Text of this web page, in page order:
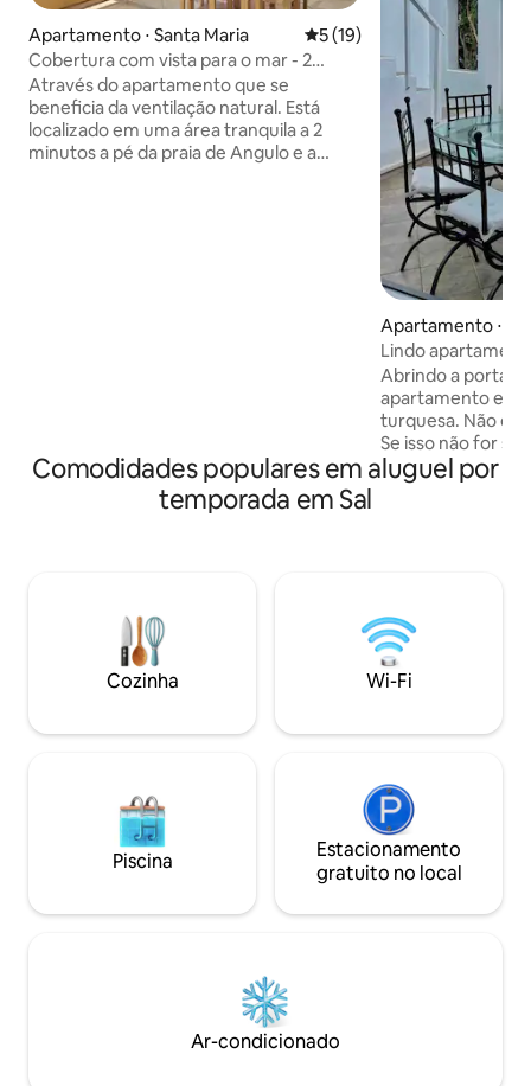
Apartamento ⋅ Santa Maria 5 de uma avaliação média
5 (19)
Cobertura com vista para o mar - 2
quartos - Wi-Fi
Através do apartamento que se
beneficia da ventilação natural. Está
localizado em uma área tranquila a 2
minutos a pé da praia de Angulo e a
Apartamento ⋅
Lindo
Abrindo a porta
apartamento e
turquesa. Não é
Se isso não for
uma piscina
em um
como de todos
atividades. Uma
disposição todos
Comodidades populares em aluguel por
temporada em Sal
Cozinha Wi-Fi
Piscina
Estacionamento
gratuito no local
Ar-condicionado